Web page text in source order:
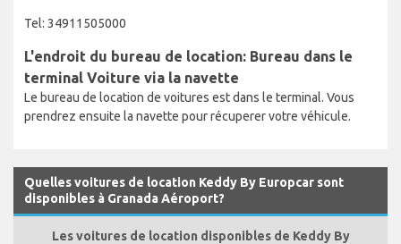
Tel: 34911505000
L'endroit du bureau de location: Bureau dans le
terminal Voiture via la navette
Le bureau de location de voitures est dans le terminal. Vous
prendrez ensuite la navette pour récuperer votre véhicule.
Quelles voitures de location Keddy By Europcar sont
disponibles à Granada Aéroport?
Les voitures de location disponibles de Keddy By